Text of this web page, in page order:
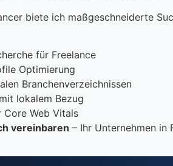
biete ich maßgeschneiderte
für Freelance
Optimierung
Branchenverzeichnissen
lokalem Bezug
Core Web Vitals
vereinbaren – Ihr Unternehmen in